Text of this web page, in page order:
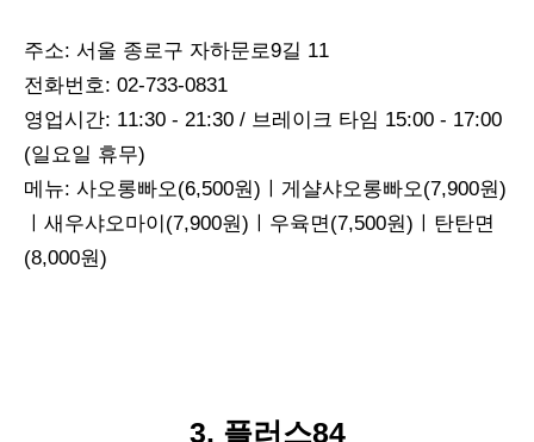
주소: 서울 종로구 자하문로9길 11
전화번호: 02-733-0831
영업시간: 11:30 - 21:30 / 브레이크 타임 15:00 - 17:00
(일요일 휴무)
메뉴: 사오롱빠오(6,500원)ㅣ게샬샤오롱빠오(7,900원)
ㅣ새우샤오마이(7,900원)ㅣ우육면(7,500원)ㅣ탄탄면
(8,000원)
3. 플러스84